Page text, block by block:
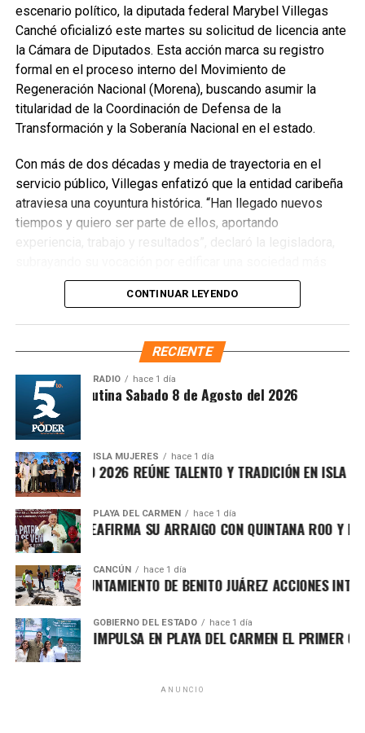
Recibe las noticias al instante
importantes de Quintana Roo directamente
en tu teléfono.
Unirme al canal de WhatsApp
escenario político, la diputada federal Marybel Villegas
Canché oficializó este martes su solicitud de licencia ante
la Cámara de Diputados. Esta acción marca su registro
formal en el proceso interno del Movimiento de
Regeneración Nacional (Morena), buscando asumir la
titularidad de la Coordinación de Defensa de la
Transformación y la Soberanía Nacional en el estado.
Con más de dos décadas y media de trayectoria en el
servicio público, Villegas enfatizó que la entidad caribeña
atraviesa una coyuntura histórica. “Han llegado nuevos
tiempos y quiero ser parte de ellos, aportando
experiencia, trabajo y resultados”, declaró la legisladora,
justa, unida y equitativa.
priorizando la atención a sectores vulnerables. Asimismo,
es ampliamente reconocida por abanderar el fuerte
movimiento ciudadano contra la concesionaria Aguakan,
exigiendo soluciones definitivas al deficiente suministro
hídrico en los municipios de Benito Juárez, Isla Mujeres,
Playa del Carmen y Puerto Morelos.
Como figura fundadora de Morena en Quintana Roo,
Villegas ha respaldado el proyecto de Andrés Manuel
López Obrador desde 2016 y mantiene firme apoyo a la
presidenta Claudia Sheinbaum Pardo. Frente a los
próximos retos, emitió un mensaje netamente conciliador,
asegurando que la región demanda absoluta unidad,
generosidad y altura de miras, alejándose de cualquier
confrontación para lograr consolidar el proyecto estatal.
Fuente: 5to Poder Agencia de Noticias
CONTINUAR LEYENDO
RECIENTE
RADIO hace 1 día
Síntesis Matutina Sabado 8 de Agosto del 2026
ISLA MUJERES hace 1 día
ISLEÑO 2026 REÚNE TALENTO Y TRADICIÓN EN ISLA
PLAYA DEL CARMEN hace 1 día
MARÍN REAFIRMA SU ARRAIGO CON QUINTANA ROO Y
CANCÚN hace 1 día
AYUNTAMIENTO DE BENITO JUÁREZ ACCIONES
GOBIERNO DEL ESTADO hace 1 día
LEZAMA IMPULSA EN PLAYA DEL CARMEN EL PRIMER
ANUNCIO